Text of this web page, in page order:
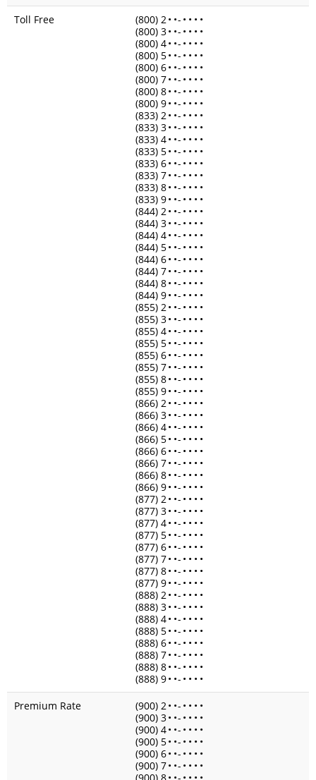
Toll Free
(800) 2• •- • • • •
(800) 3• •- • • • •
(800) 4• •- • • • •
(800) 5• •- • • • •
(800) 6• •- • • • •
(800) 7• •- • • • •
(800) 8• •- • • • •
(800) 9• •- • • • •
(833) 2• •- • • • •
(833) 3• •- • • • •
(833) 4• •- • • • •
(833) 5• •- • • • •
(833) 6• •- • • • •
(833) 7• •- • • • •
(833) 8• •- • • • •
(833) 9• •- • • • •
(844) 2• •- • • • •
(844) 3• •- • • • •
(844) 4• •- • • • •
(844) 5• •- • • • •
(844) 6• •- • • • •
(844) 7• •- • • • •
(844) 8• •- • • • •
(844) 9• •- • • • •
(855) 2• •- • • • •
(855) 3• •- • • • •
(855) 4• •- • • • •
(855) 5• •- • • • •
(855) 6• •- • • • •
(855) 7• •- • • • •
(855) 8• •- • • • •
(855) 9• •- • • • •
(866) 2• •- • • • •
(866) 3• •- • • • •
(866) 4• •- • • • •
(866) 5• •- • • • •
(866) 6• •- • • • •
(866) 7• •- • • • •
(866) 8• •- • • • •
(866) 9• •- • • • •
(877) 2• •- • • • •
(877) 3• •- • • • •
(877) 4• •- • • • •
(877) 5• •- • • • •
(877) 6• •- • • • •
(877) 7• •- • • • •
(877) 8• •- • • • •
(877) 9• •- • • • •
(888) 2• •- • • • •
(888) 3• •- • • • •
(888) 4• •- • • • •
(888) 5• •- • • • •
(888) 6• •- • • • •
(888) 7• •- • • • •
(888) 8• •- • • • •
(888) 9• •- • • • •
Premium Rate
(900) 2• •- • • • •
(900) 3• •- • • • •
(900) 4• •- • • • •
(900) 5• •- • • • •
(900) 6• •- • • • •
(900) 7• •- • • • •